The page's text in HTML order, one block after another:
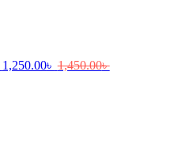
1,250.00৳ 1,450.00৳